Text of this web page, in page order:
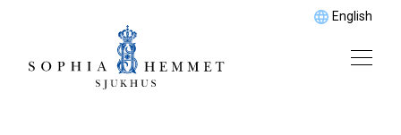
English